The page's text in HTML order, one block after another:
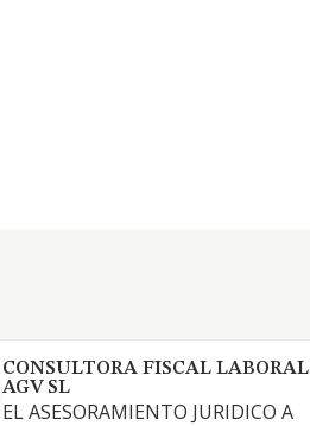
CONSULTORA FISCAL LABORAL
AGV SL
EL ASESORAMIENTO JURIDICO A